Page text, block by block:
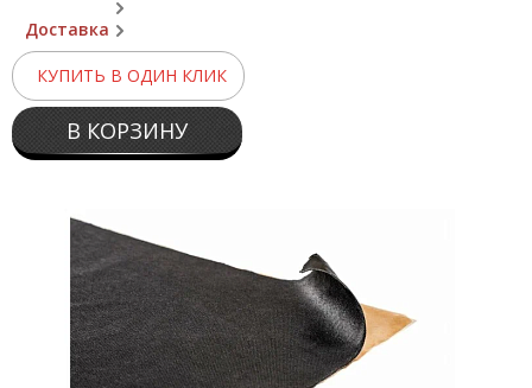
Доставка
КУПИТЬ В ОДИН КЛИК
В КОРЗИНУ